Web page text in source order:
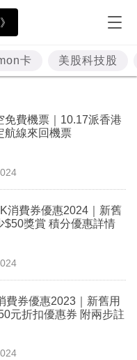
卡 美股科技股
免費機票｜10.17派香港
航線來回機票
消費券優惠2024｜新舊
$50獎賞 積分優惠詳情
費券優惠2023｜新舊用
折扣優惠券 附兩步註